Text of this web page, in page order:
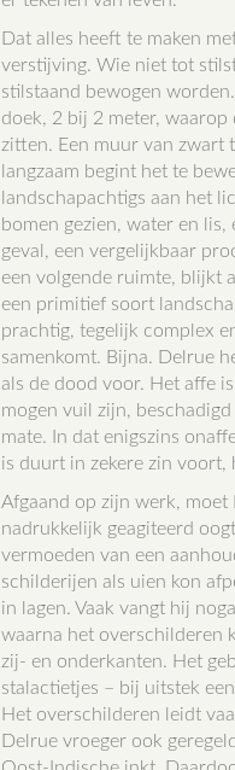
Dat alles heeft te maken
verstijving. Wie niet tot
stilstaand bewogen
doek, 2 bij 2 meter,
zitten. Een muur van zwart
langzaam begint het te
landschapachtigs aan het
bomen gezien, water en
geval, een vergelijkbaar
een volgende ruimte, blijkt
een primitief soort
prachtig, tegelijk complex
samenkomt. Bijna. Delrue
als de dood voor. Het affe
mogen vuil zijn,
mate. In dat enigszins
is duurt in zekere zin voort,
Afgaand op zijn werk,
nadrukkelijk geagiteerd
vermoeden van een
schilderijen als uien kon
in lagen. Vaak vangt hij
waarna het overschilderen
zij- en onderkanten. Het
stalactietjes – bij uitstek
Het overschilderen leidt
Delrue vroeger ook